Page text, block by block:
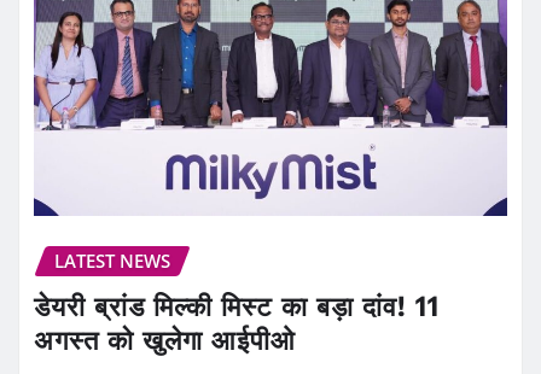
LATEST NEWS
डेयरी ब्रांड मिल्की मिस्ट का बड़ा दांव! 11
अगस्त को खुलेगा आईपीओ